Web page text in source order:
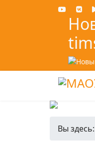
Вы здесь: